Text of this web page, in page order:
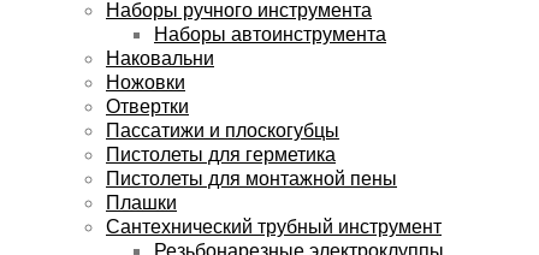
Наборы ручного инструмента
Наборы автоинструмента
Наковальни
Ножовки
Отвертки
Пассатижи и плоскогубцы
Пистолеты для герметика
Пистолеты для монтажной пены
Плашки
Сантехнический трубный инструмент
Резьбонарезные электроклуппы